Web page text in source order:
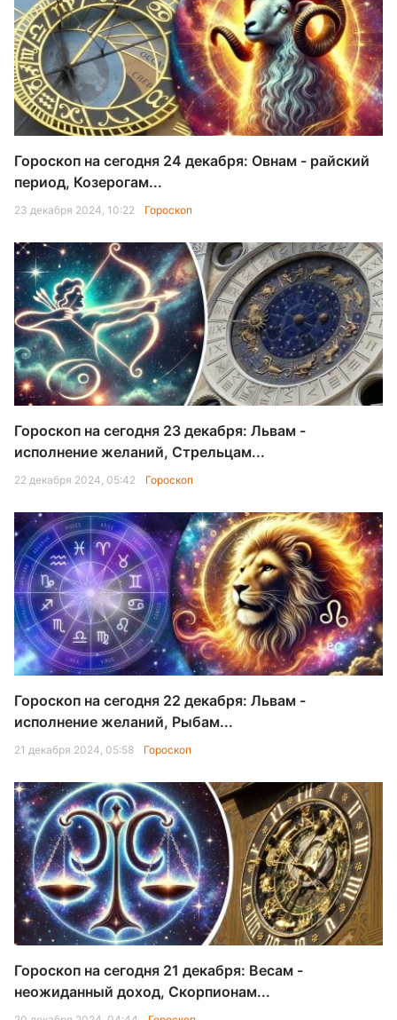
Гороскоп на сегодня 24 декабря: Овнам - райский
период, Козерогам...
23 декабря 2024, 10:22 Гороскоп
Гороскоп на сегодня 23 декабря: Львам -
исполнение желаний, Стрельцам...
22 декабря 2024, 05:42 Гороскоп
Гороскоп на сегодня 22 декабря: Львам -
исполнение желаний, Рыбам...
21 декабря 2024, 05:58 Гороскоп
Гороскоп на сегодня 21 декабря: Весам -
неожиданный доход, Скорпионам...